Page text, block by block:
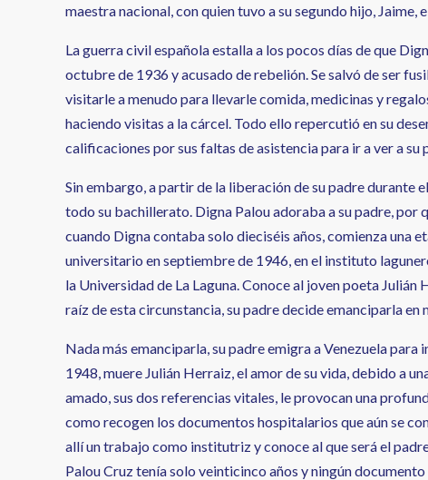
maestra nacional, con quien tuvo a su segundo hijo, Jaime,
La guerra civil española estalla a los pocos días de que
octubre de 1936 y acusado de rebelión. Se salvó de ser
visitarle a menudo para llevarle comida, medicinas y
haciendo visitas a la cárcel. Todo ello repercutió en su
calificaciones por sus faltas de asistencia para ir a ver a su
Sin embargo, a partir de la liberación de su padre durante
todo su bachillerato. Digna Palou adoraba a su padre, por
cuando Digna contaba solo dieciséis años, comienza una
universitario en septiembre de 1946, en el instituto
la Universidad de La Laguna. Conoce al joven poeta
raíz de esta circunstancia, su padre decide emanciparla en
Nada más emanciparla, su padre emigra a Venezuela
1948, muere Julián Herraiz, el amor de su vida, debido a
amado, sus dos referencias vitales, le provocan una
como recogen los documentos hospitalarios que aún se
allí un trabajo como institutriz y conoce al que será el
Palou Cruz tenía solo veinticinco años y ningún